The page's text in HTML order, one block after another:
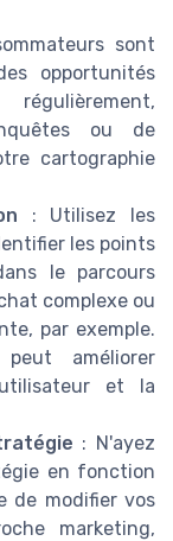
sont
opportunités
ou de
cartographie
: Utilisez les
les points
le parcours
complexe ou
par exemple.
améliorer
utilisateur et la
: N'ayez
en fonction
de modifier vos
marketing,